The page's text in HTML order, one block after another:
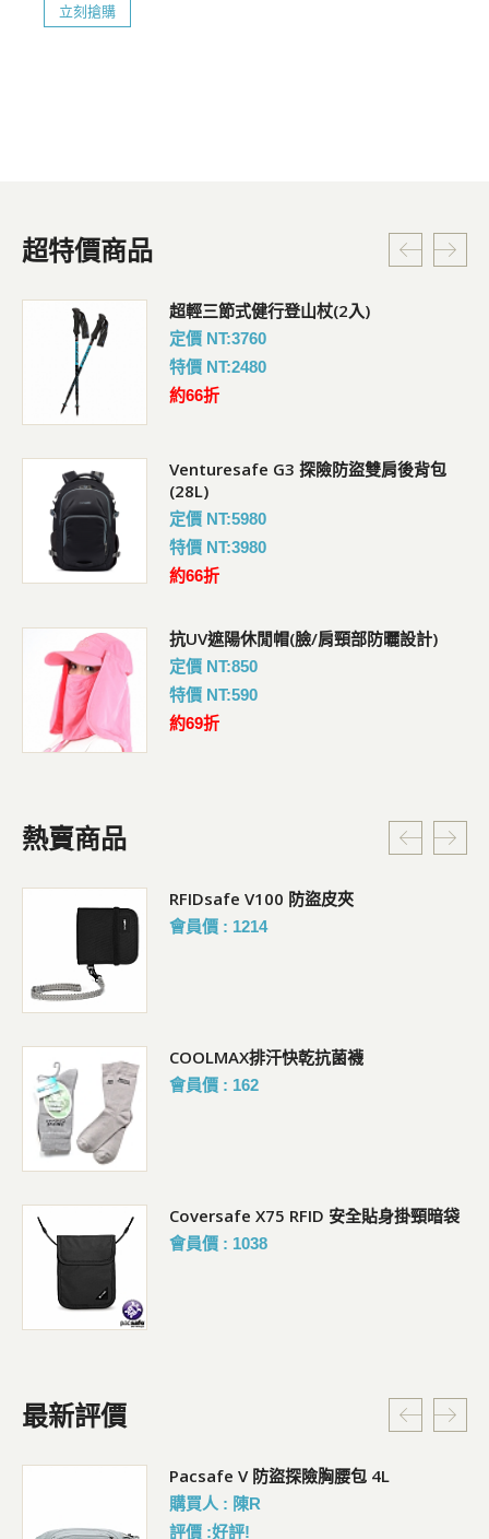
立刻搶購
超特價商品
超輕三節式健行登山杖(2入)
定價 NT:3760
特價 NT:2480
約66折
Venturesafe G3 探險防盜雙肩後背包
(28L)
定價 NT:5980
特價 NT:3980
約66折
抗UV遮陽休閒帽(臉/肩頸部防曬設計)
定價 NT:850
特價 NT:590
約69折
熱賣商品
RFIDsafe V100 防盜皮夾
會員價 : 1214
COOLMAX排汗快乾抗菌襪
會員價 : 162
Coversafe X75 RFID 安全貼身掛頸暗袋
會員價 : 1038
最新評價
Pacsafe V 防盜探險胸腰包 4L
購買人 : 陳R
評價 :好評!